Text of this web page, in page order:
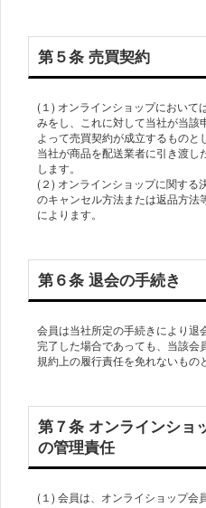
第５条 売買契約
(１) オンラインショップにおいて
みをし、これに対して当社が当該
よって売買契約が成立するものと
当社が商品を配送業者に引き渡し
します。
(２) オンラインショップに関する
のキャンセル方法または返品方法
によります。
第６条 退会の手続き
会員は当社所定の手続きにより退
完了した場合であっても、当該会
規約上の履行責任を免れないもの
第７条 オンラインショ
の管理責任
(１) 会員は、オンライショップ会